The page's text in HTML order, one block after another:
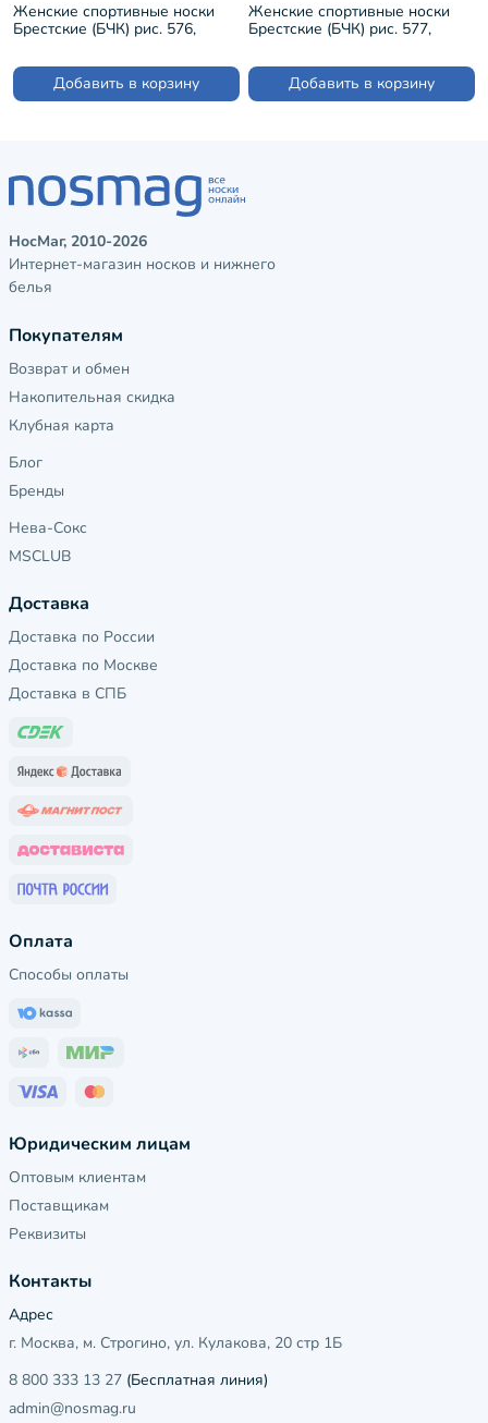
Женские спортивные носки
Брестские (БЧК) рис. 576,
Добавить в корзину
Женские спортивные носки
Брестские (БЧК) рис. 577,
Добавить в корзину
НосМаг, 2010-2026
Интернет-магазин носков и нижнего
белья
Покупателям
Возврат и обмен
Накопительная скидка
Клубная карта
Блог
Бренды
Нева-Сокс
MSCLUB
Доставка
Доставка по России
Доставка по Москве
Доставка в СПБ
Оплата
Способы оплаты
Юридическим лицам
Оптовым клиентам
Поставщикам
Реквизиты
Контакты
Адрес
г. Москва, м. Строгино, ул. Кулакова, 20 стр 1Б
8 800 333 13 27 (Бесплатная линия)
admin@nosmag.ru